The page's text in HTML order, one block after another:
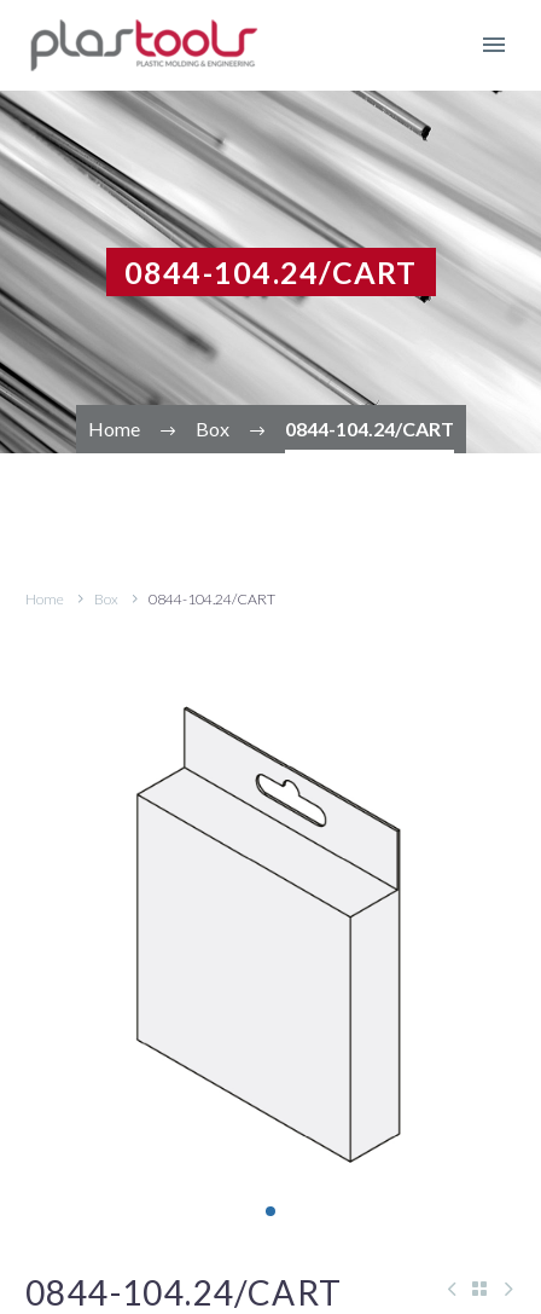
0844-104.24/CART
Home Box 0844-104.24/CART
Home Box 0844-104.24/CART
0844-104.24/CART